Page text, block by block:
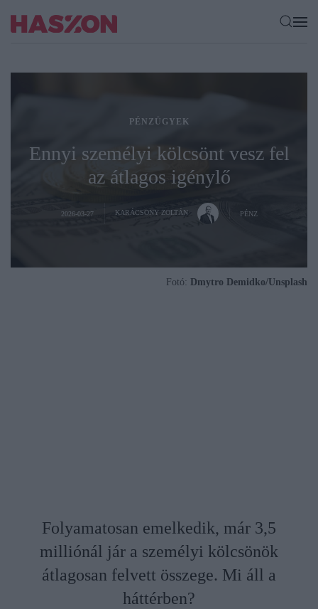
PÉNZÜGYEK
Ennyi személyi kölcsönt vesz fel
az átlagos igénylő
2026-03-27 KARÁCSONY ZOLTÁN PÉNZ
Fotó: Dmytro Demidko/Unsplash
Folyamatosan emelkedik, már 3,5
milliónál jár a személyi kölcsönök
átlagosan felvett összege. Mi áll a
háttérben?